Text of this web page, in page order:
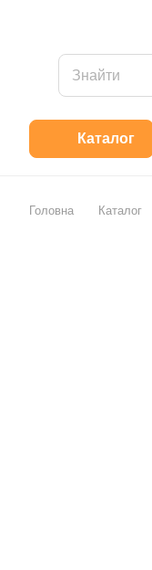
Каталог
Головна Каталог